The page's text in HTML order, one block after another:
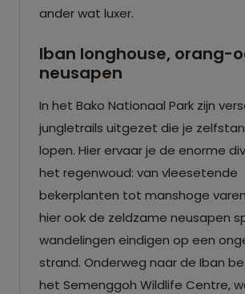
ander wat luxer.
Iban longhouse, orang-
neusapen
In het Bako Nationaal Park zijn
jungletrails uitgezet die je
lopen. Hier ervaar je de enorme
het regenwoud: van vleesetende
bekerplanten tot manshoge
hier ook de zeldzame neusapen
wandelingen eindigen op een
strand. Onderweg naar de Iban
het Semenggoh Wildlife Centre,